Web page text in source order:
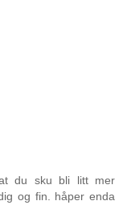
du sku bli litt mer
og fin. håper enda